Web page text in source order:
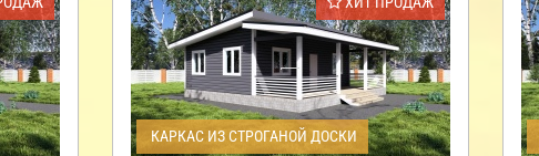
КАРКАС ИЗ СТРОГАНОЙ ДОСКИ